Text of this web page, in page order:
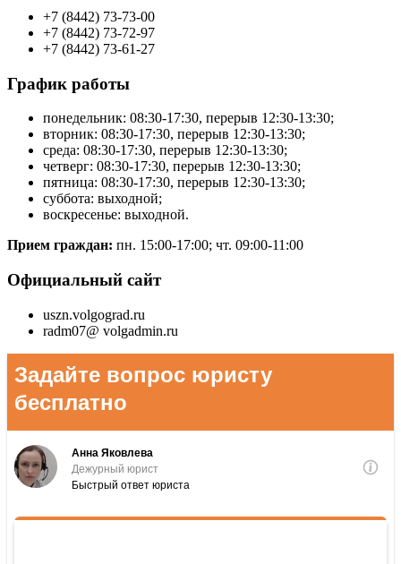
+7 (8442) 73-73-00
+7 (8442) 73-72-97
+7 (8442) 73-61-27
График работы
понедельник: 08:30-17:30, перерыв 12:30-13:30;
вторник: 08:30-17:30, перерыв 12:30-13:30;
среда: 08:30-17:30, перерыв 12:30-13:30;
четверг: 08:30-17:30, перерыв 12:30-13:30;
пятница: 08:30-17:30, перерыв 12:30-13:30;
суббота: выходной;
воскресенье: выходной.
Прием граждан: пн. 15:00-17:00; чт. 09:00-11:00
Официальный сайт
uszn.volgograd.ru
radm07@ volgadmin.ru